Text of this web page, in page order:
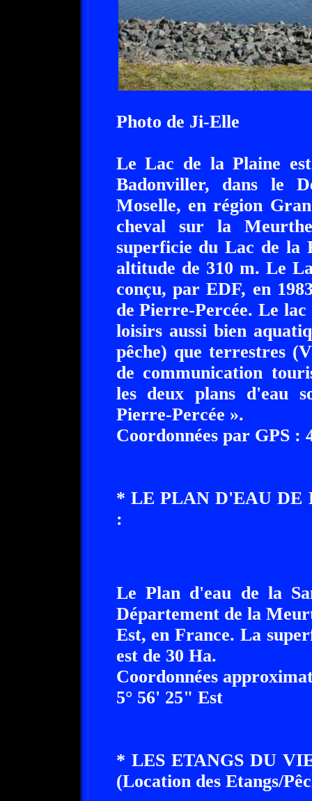
Photo de Ji-Elle
Le Lac de la Plaine
Badonviller, dans le
Moselle, en région
cheval sur la
superficie du Lac de la
altitude de 310 m. Le
conçu, par EDF, en
de Pierre-Percée. Le lac
loisirs aussi bien
pêche) que terrestres
de communication
les deux plans d'eau
Pierre-Percée ».
Coordonnées par GPS :
* LE PLAN D'EAU DE
:
Le Plan d'eau de la
Département de la
Est, en France. La
est de 30 Ha.
Coordonnées
5° 56' 25" Est
* LES ETANGS DU
(Location des Etangs/